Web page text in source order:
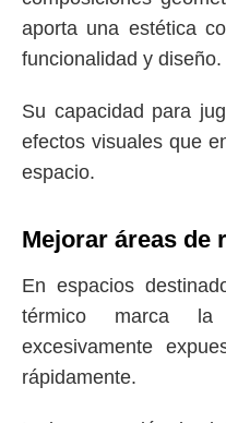
aporta una estética
funcionalidad y diseño.
Su capacidad para
efectos visuales que
espacio.
Mejorar áreas de
En espacios
térmico marca la
excesivamente
rápidamente.